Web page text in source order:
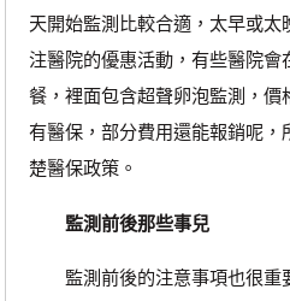
天開始監測比較合適，太早或太
注醫院的優惠活動，有些醫院會
餐，裡面包含超聲卵泡監測，價
有醫保，部分費用還能報銷呢，
楚醫保政策。
監測前後那些事兒
監測前後的注意事項也很重